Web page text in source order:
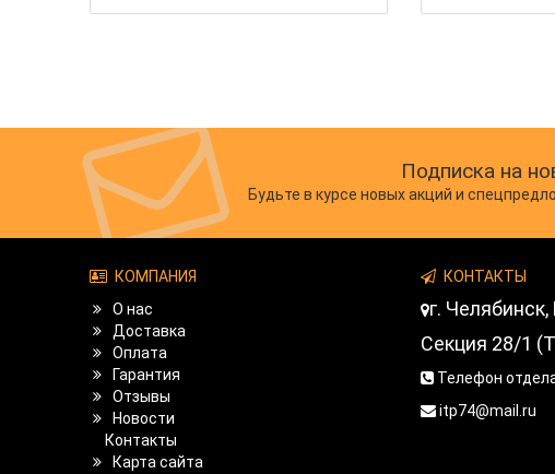
Подписка на
Будьте в курсе новых акций и
КОМПАНИЯ
О нас
Доставка
Оплата
Гарантия
Отзывы
Новости
Контакты
Карта сайта
КОНТАКТЫ
г. Ч
Секция 28/1
Телефон
itp74@mail.ru